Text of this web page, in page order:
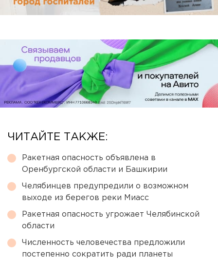
ЧИТАЙТЕ ТАКЖЕ:
Ракетная опасность объявлена в
Оренбургской области и Башкирии
Челябинцев предупредили о возможном
выходе из берегов реки Миасс
Ракетная опасность угрожает Челябинской
области
Численность человечества предложили
постепенно сократить ради планеты